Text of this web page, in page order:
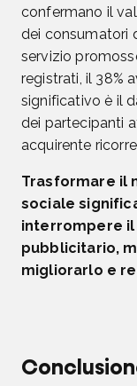
confermano il
dei consumatori
servizio
registrati, il 38%
significativo è il
dei partecipanti
acquirente
Trasformare il
sociale
interrompere il
pubblicitario,
migliorarlo e